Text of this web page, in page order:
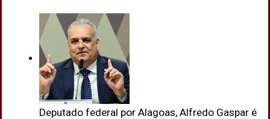
Deputado federal por Alagoas, Alfredo Gaspar é